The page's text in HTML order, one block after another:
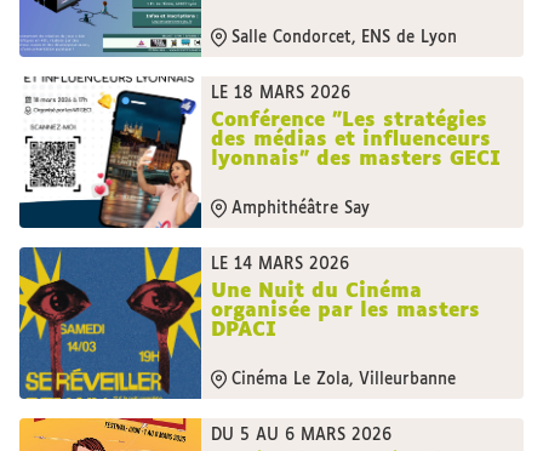
Salle Condorcet, ENS de Lyon
LE 18 MARS 2026
Conférence "Les stratégies
des médias et influenceurs
lyonnais" des masters GECI
Amphithéâtre Say
LE 14 MARS 2026
Une Nuit du Cinéma
organisée par les masters
DPACI
Cinéma Le Zola, Villeurbanne
DU 5 AU 6 MARS 2026